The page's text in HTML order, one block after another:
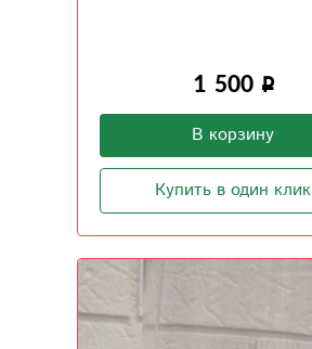
1 500
В корзину
Купить в один клик